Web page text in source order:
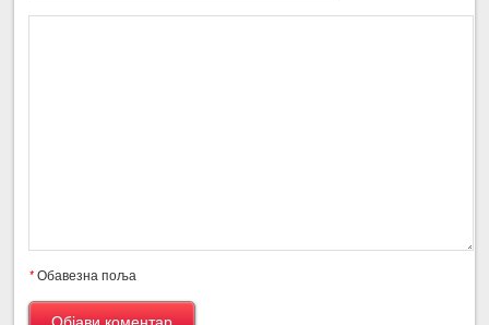
*Обавезна поља